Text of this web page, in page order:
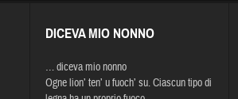
DICEVA MIO NONNO
… diceva mio nonno
Ogne lion’ ten’ u fuoch’ su. Ciascun tipo di